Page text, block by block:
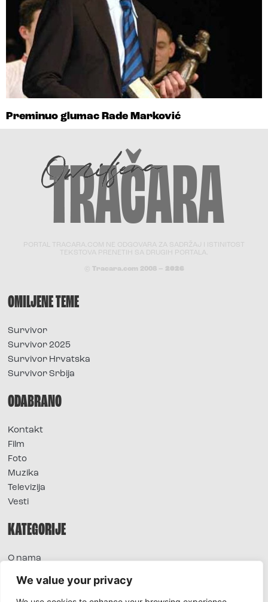
We value your privacy
Preminuo glumac Rade Marković
PORTAL TRACARA.COM NE ODGOVARA ZA SADRŽAJ I ISTINITOST
TEKSTOVA PRENETIH SA DRUGIH PORTALA.
© Tracara.com 2008 – 2026
OMILJENE TEME
Survivor
Survivor 2025
Survivor Hrvatska
Survivor Srbija
ODABRANO
Kontakt
Film
Foto
Muzika
Televizija
Vesti
KATEGORIJE
O nama
Extra